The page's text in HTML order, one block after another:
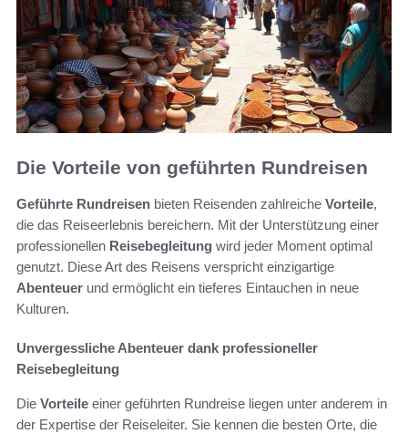
Die Vorteile von geführten Rundreisen
Geführte Rundreisen bieten Reisenden zahlreiche Vorteile,
die das Reiseerlebnis bereichern. Mit der Unterstützung einer
professionellen Reisebegleitung wird jeder Moment optimal
genutzt. Diese Art des Reisens verspricht einzigartige
Abenteuer und ermöglicht ein tieferes Eintauchen in neue
Kulturen.
Unvergessliche Abenteuer dank professioneller
Reisebegleitung
Die Vorteile einer geführten Rundreise liegen unter anderem in
der Expertise der Reiseleiter. Sie kennen die besten Orte, die